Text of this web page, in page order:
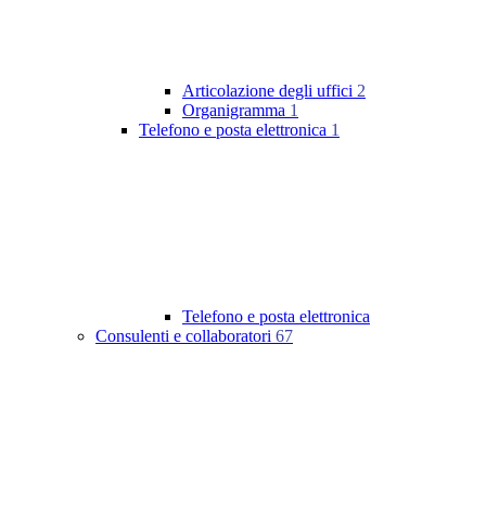
Articolazione degli uffici 2
Organigramma 1
Telefono e posta elettronica 1
Telefono e posta elettronica
Consulenti e collaboratori 67